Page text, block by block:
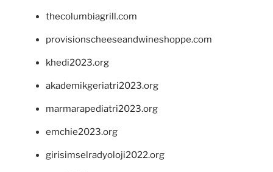
thecolumbiagrill.com
provisionscheeseandwineshoppe.com
khedi2023.org
akademikgeriatri2023.org
marmarapediatri2023.org
emchie2023.org
girisimselradyoloji2022.org